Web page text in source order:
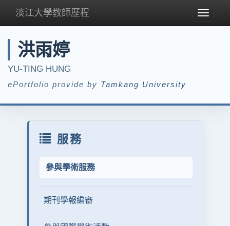
Toggle
淡江大學教師歷程
洪雨婷
YU-TING HUNG
ePortfolio provide by Tamkang University
服務
參與學術服務
期刊學報編審